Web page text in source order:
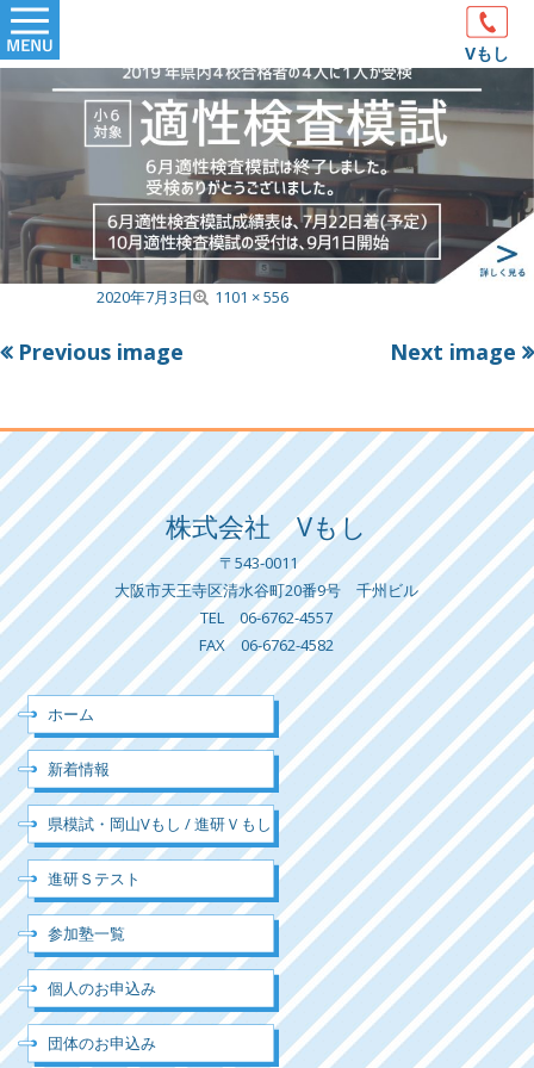
Skip
to
content
Vもし
Primary
Menu
Published on2020年7月3日
F
i
z
1101 × 556
Previous image Next image
株式会社 Vもし
〒543-0011
大阪市天王寺区清水谷町20番9号 千州ビル
TEL 06-6762-4557
FAX 06-6762-4582
ホーム
新着情報
県模試・岡山Vもし / 進研Ｖもし
進研Ｓテスト
参加塾一覧
個人のお申込み
団体のお申込み